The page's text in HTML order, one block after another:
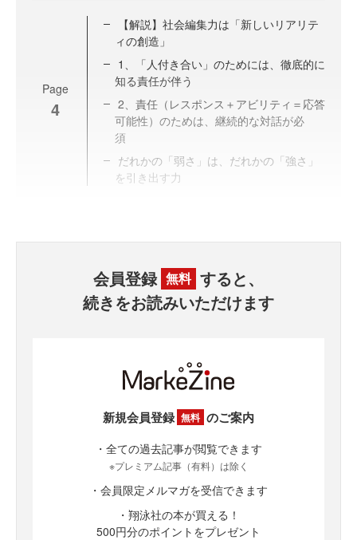
Page
4
【解説】社会編集力は「新しいリアリテ
ィの創造」
1、「人付き合い」のためには、徹底的に
知る責任が伴う
2、責任（レスポンス＋アビリティ＝応答
可能性）のためは、継続的な対話が必
須
だれかの「弱さ」は、だれかの「強さ」
を引き出す力
会員登録 無料 すると、
続きをお読みいただけます
新規会員登録 無料 のご案内
・全ての過去記事が閲覧できます
※プレミアム記事（有料）は除く
・会員限定メルマガを受信できます
・翔泳社の本が買える！
500円分のポイントをプレゼント